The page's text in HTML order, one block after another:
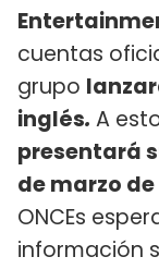
cuentas
grupo
inglés. A
presentará
de marzo de
ONCEs
información